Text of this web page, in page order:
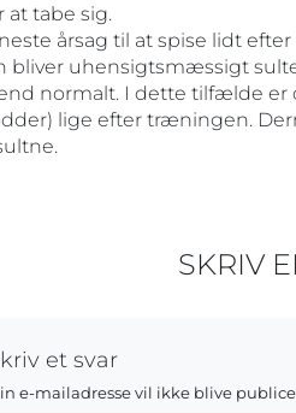
at tabe sig.
årsag til at spise lidt
bliver uhensigtsmæssigt
normalt. I dette tilfælde er
lige efter træningen.
SKRIV
et svar
e-mailadresse vil ikke blive